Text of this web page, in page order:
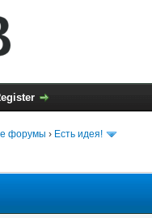
форумы › Есть идея!